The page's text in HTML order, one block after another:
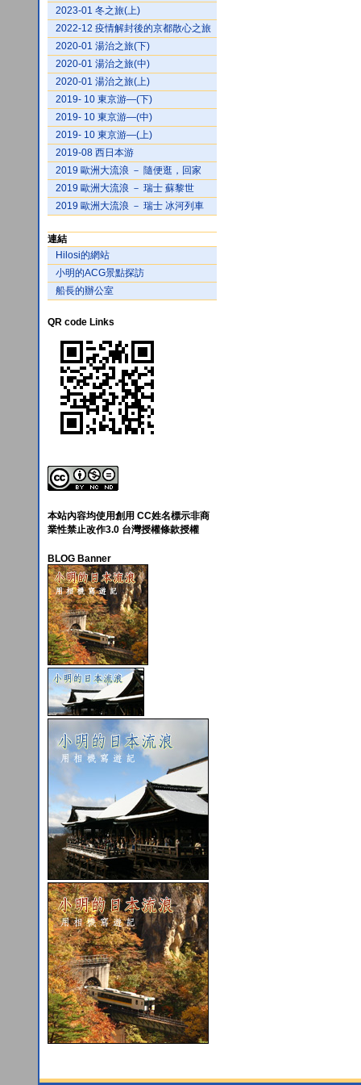
2023-01 冬之旅(上)
2022-12 疫情解封後的京都散心之旅
2020-01 湯治之旅(下)
2020-01 湯治之旅(中)
2020-01 湯治之旅(上)
2019- 10 東京游—(下)
2019- 10 東京游—(中)
2019- 10 東京游—(上)
2019-08 西日本游
2019 歐洲大流浪 － 隨便逛，回家
2019 歐洲大流浪 － 瑞士 蘇黎世
2019 歐洲大流浪 － 瑞士 冰河列車
連結
Hilosi的網站
小明的ACG景點探訪
船長的辦公室
QR code Links
本站內容均使用創用 CC姓名標示非商
業性禁止改作3.0 台灣授權條款授權
BLOG Banner